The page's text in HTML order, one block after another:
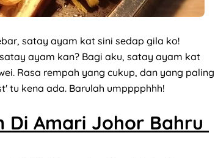
satay ayam kat sini sedap gila ko!
ayam kan? Bagi aku, satay ayam kat
Rasa rempah yang cukup, dan yang paling
tu kena ada. Barulah umpppphhh!
Amari Johor Bahru